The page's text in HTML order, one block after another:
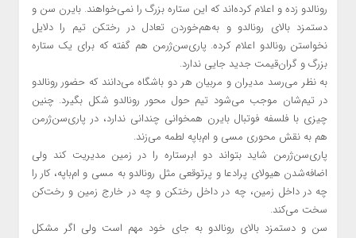
رونالدو زده‌ و اعلام کرده‌اند که این ستاره بزرگ را نمی‌خواهند. بایرن سن و
دستمزد بالای رونالدو و به‌هم‌خوردن تعادل در رختکن تیم را دلایل
نخواستن رونالدو اعلام کرده. پاری‌سن‌ژرمن هم گفته که برای یک ستاره
بزرگ و گران‌قیمت جدید جایی ندارد.
به نظر می‌رسد مدیران و مربیان هر دو باشگاه می‌دانند که حضور رونالدو
در تیم‌شان موجب می‌شود تیم حول محور رونالدو شکل بگیرد. چنین
چیزی با فلسفه فوتبال بایرن همخوانی چندانی ندارد، در پاری‌سن‌ژرمن
هم به نقش محوری مسی و ام‌باپه لطمه می‌زند.
پاری‌سن‌ژرمن شاید بتواند دو ابرستاره را در زمین مدیریت کند ولی
اضافه‌شدن هیولای پرادعا و پرتوقعی مثل رونالدو به مسی و ام‌باپه، کار را
چه در داخل زمین، چه در داخل رختکن و چه در خارج زمین و رخت‌کن
سخت می‌کند.
سن و دستمزد بالای رونالدو به جای خود مهم است ولی اگر مشکل